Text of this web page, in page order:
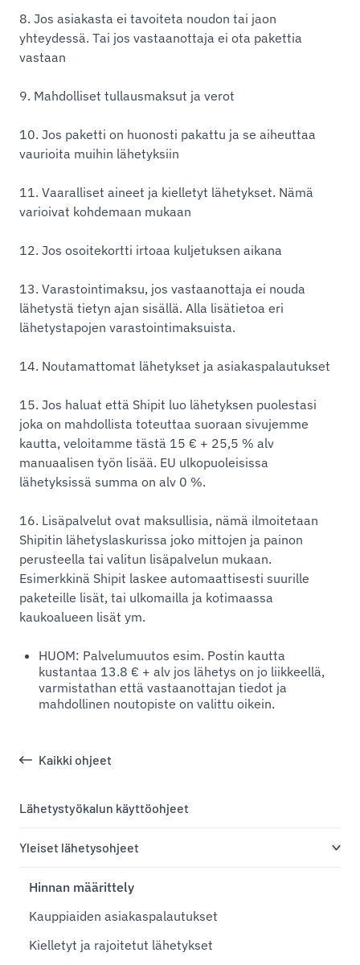
Kaikki ohjeet
Lähetystyökalun käyttöohjeet
Yleiset lähetysohjeet
Hinnan määrittely
Kauppiaiden asiakaspalautukset
Kielletyt ja rajoitetut lähetykset
8. Jos asiakasta ei tavoiteta noudon tai jaon
yhteydessä. Tai jos vastaanottaja ei ota pakettia
vastaan
9. Mahdolliset tullausmaksut ja verot
10. Jos paketti on huonosti pakattu ja se aiheuttaa
vaurioita muihin lähetyksiin
11. Vaaralliset aineet ja kielletyt lähetykset. Nämä
varioivat kohdemaan mukaan
12. Jos osoitekortti irtoaa kuljetuksen aikana
13. Varastointimaksu, jos vastaanottaja ei nouda
lähetystä tietyn ajan sisällä. Alla lisätietoa eri
lähetystapojen varastointimaksuista.
14. Noutamattomat lähetykset ja asiakaspalautukset
15. Jos haluat että Shipit luo lähetyksen puolestasi
joka on mahdollista toteuttaa suoraan sivujemme
kautta, veloitamme tästä 15 € + 25,5 % alv
manuaalisen työn lisää. EU ulkopuoleisissa
lähetyksissä summa on alv 0 %.
16. Lisäpalvelut ovat maksullisia, nämä ilmoitetaan
Shipitin lähetyslaskurissa joko mittojen ja painon
perusteella tai valitun lisäpalvelun mukaan.
Esimerkkinä Shipit laskee automaattisesti suurille
paketeille lisät, tai ulkomailla ja kotimaassa
kaukoalueen lisät ym.
HUOM: Palvelumuutos esim. Postin kautta
kustantaa 13.8 € + alv jos lähetys on jo liikkeellä,
varmistathan että vastaanottajan tiedot ja
mahdollinen noutopiste on valittu oikein.